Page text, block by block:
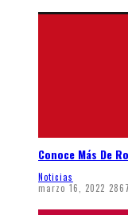
Conoce Más De
Noticias
marzo 16, 2022 2867